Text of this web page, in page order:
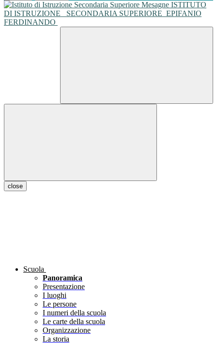
ISTITUTO
DI ISTRUZIONE
SECONDARIA SUPERIORE EPIFANIO
FERDINANDO
close
Scuola
Panoramica
Presentazione
I luoghi
Le persone
I numeri della scuola
Le carte della scuola
Organizzazione
La storia